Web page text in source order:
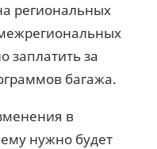
региональных
заплатить за
багажа.
в
нужно будет